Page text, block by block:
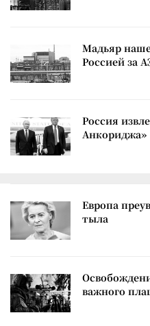
Мадьяр
Россией за
Россия
Анкориджа»
Европа
тыла
важного